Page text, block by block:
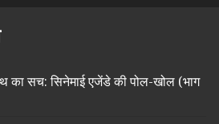
का सच: सिनेमाई एजेंडे की पोल-खोल (भाग